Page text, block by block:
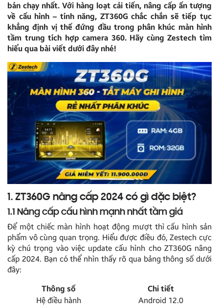
bán chạy nhất. Với hàng loạt cải tiến, nâng cấp ấn tượng
về cấu hình – tính năng, ZT360G chắc chắn sẽ tiếp tục
khẳng định vị thế đứng đầu trong phân khúc màn hình
tầm trung tích hợp camera 360. Hãy cùng Zestech tìm
hiểu qua bài viết dưới đây nhé!
1. ZT360G nâng cấp 2024 có gì đặc biệt?
1.1 Nâng cấp cấu hình mạnh nhất tầm giá
Để một chiếc màn hình hoạt động mượt thì cấu hình sản
phẩm vô cùng quan trọng. Hiểu được điều đó, Zestech cực
kỳ chú trọng vào việc update cấu hình cho ZT360G nâng
cấp 2024. Bạn có thể nhìn thấy rõ qua bảng thông số dưới
đây:
Thông số
Chi tiết
Hệ điều hành
Android 12.0